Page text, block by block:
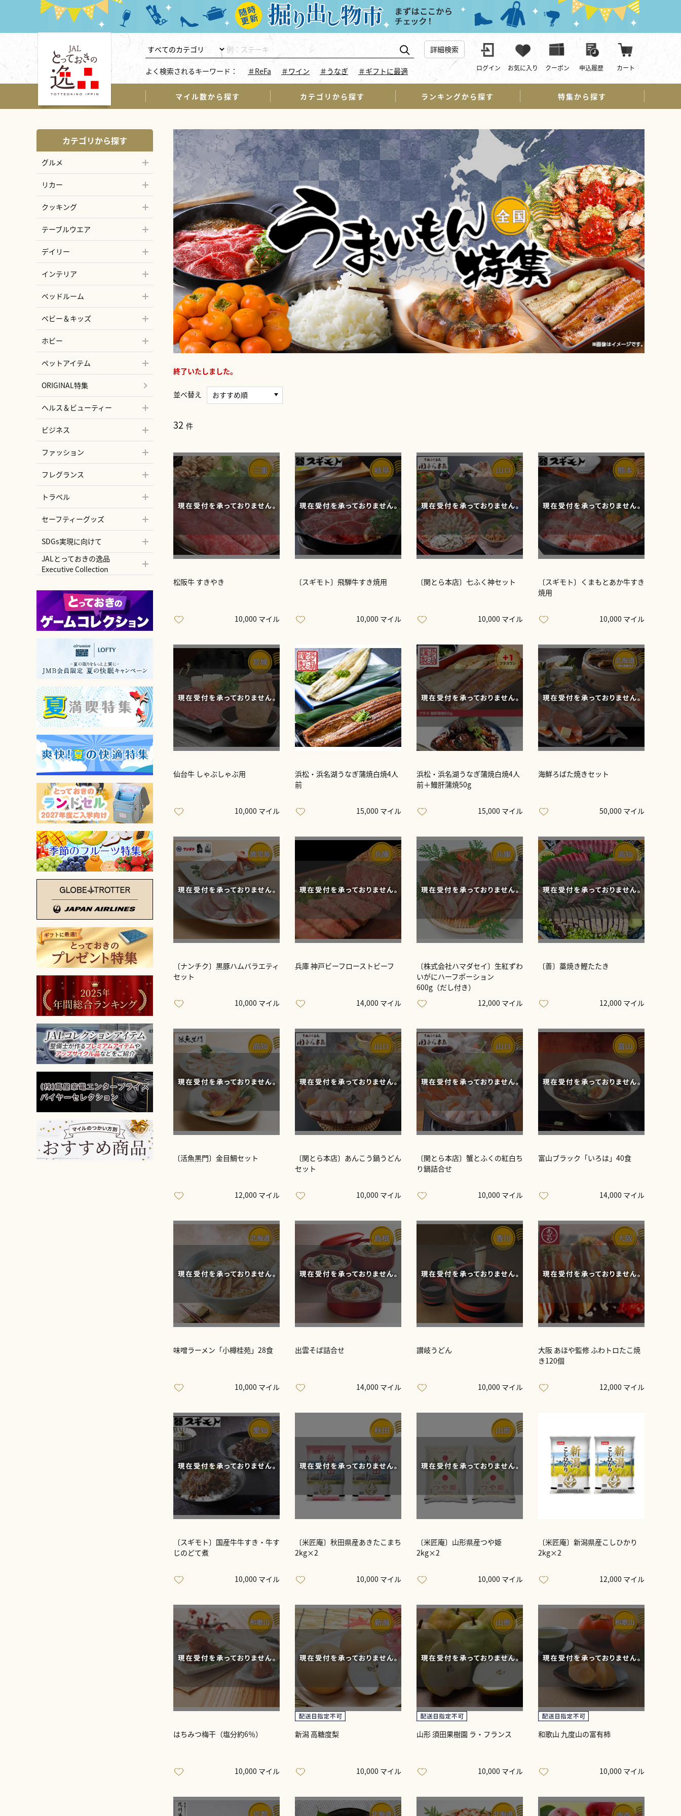
詳細検索
よく検索されるキーワード： ＃ReFa ＃ワイン ＃うなぎ ＃ギフトに最適 ログイン お気に入り クーポン 申込履歴 カート
マイル数から探す カテゴリから探す ランキングから探す 特集から探す
カテゴリから探す
グルメ
リカー
クッキング
テーブルウエア
デイリー
インテリア
ベッドルーム
ベビー＆キッズ
ホビー
ペットアイテム
ORIGINAL特集
ヘルス＆ビューティー
ビジネス
ファッション
フレグランス
トラベル
セーフティーグッズ
SDGs実現に向けて
JALとっておきの逸品
Executive Collection
終了いたしました。
並べ替え
おすすめ順
32 件
松阪牛 すきやき
10,000 マイル
〔スギモト〕飛騨牛すき焼用
10,000 マイル
〔関とら本店〕七ふく神セット
10,000 マイル
〔スギモト〕くまもとあか牛すき
焼用
10,000 マイル
仙台牛 しゃぶしゃぶ用
10,000 マイル
浜松・浜名湖うなぎ蒲焼白焼4人
前
15,000 マイル
浜松・浜名湖うなぎ蒲焼白焼4人
前＋鰻肝蒲焼50g
15,000 マイル
海鮮ろばた焼きセット
50,000 マイル
〔ナンチク〕黒豚ハムバラエティ
セット
10,000 マイル
兵庫 神戸ビーフローストビーフ
14,000 マイル
〔株式会社ハマダセイ〕生紅ずわ
いがにハーフポーション
600g（だし付き）
12,000 マイル
〔善〕藁焼き鰹たたき
12,000 マイル
〔活魚黒門〕金目鯛セット
12,000 マイル
〔関とら本店〕あんこう鍋うどん
セット
10,000 マイル
〔関とら本店〕蟹とふくの紅白ち
り鍋詰合せ
10,000 マイル
富山ブラック「いろは」40食
14,000 マイル
味噌ラーメン「小樽桂苑」28食
10,000 マイル
出雲そば詰合せ
14,000 マイル
讃岐うどん
10,000 マイル
大阪 あほや監修 ふわトロたこ焼
き120個
12,000 マイル
〔スギモト〕国産牛牛すき・牛す
じのどて煮
10,000 マイル
〔米匠庵〕秋田県産あきたこまち
2kg×2
10,000 マイル
〔米匠庵〕山形県産つや姫
2kg×2
10,000 マイル
〔米匠庵〕新潟県産こしひかり
2kg×2
12,000 マイル
はちみつ梅干（塩分約6％）
10,000 マイル
新潟 高糖度梨
10,000 マイル
山形 須田果樹園 ラ・フランス
10,000 マイル
和歌山 九度山の富有柿
10,000 マイル